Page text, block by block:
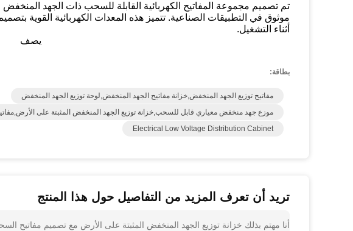
موثوق في التطبيقات الصناعية. تتميز هذه المعدات الكهربائية القوية
أثناء التشغيل.
يصف
بطاقة:
مفاتيح توزيع الجهد المنخفض,خزانة مفاتيح الجهد المنخفض,لوحة توزيع الجهد المنخفض
موزع جهد منخفض معياري قابل للسحب,خزانة توزيع الجهد المنخفض المثبتة على
Electrical Low Voltage Distribution Cabinet
تريد أن تعرف المزيد من التفاصيل حول هذا المنتج
أنا مهتم بذلك خزانة توزيع الجهد المنخفض المثبتة على الأرض مع تصميم مفاتيح